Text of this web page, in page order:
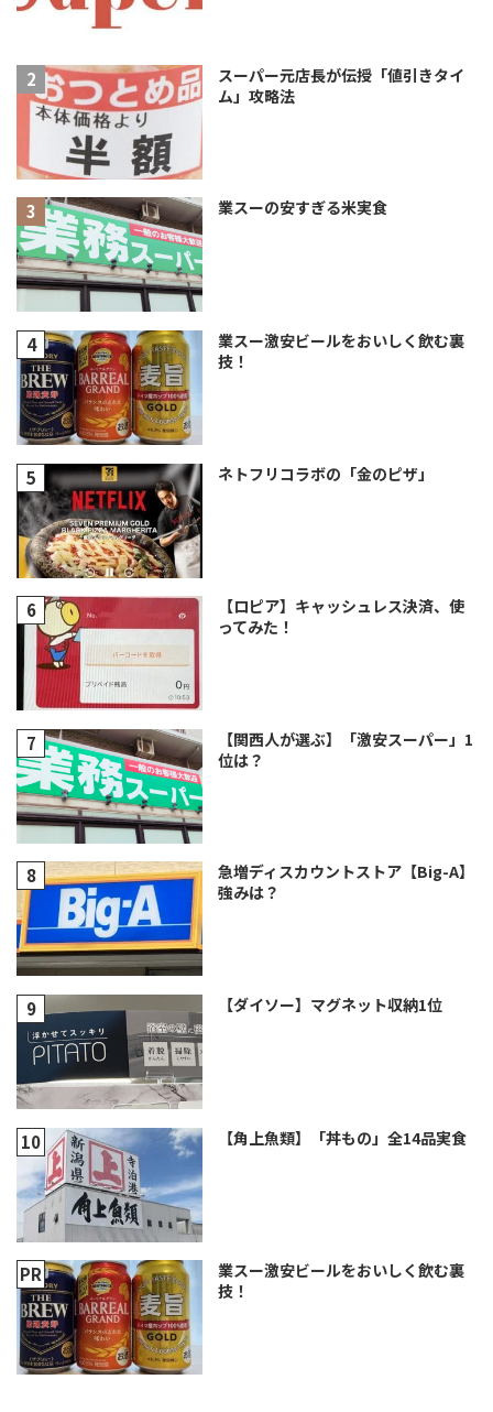
スーパー元店長が伝授「値引きタイ
ム」攻略法
業スーの安すぎる米実食
業スー激安ビールをおいしく飲む裏
技！
ネトフリコラボの「金のピザ」
【ロピア】キャッシュレス決済、使
ってみた！
【関西人が選ぶ】「激安スーパー」1
位は？
急増ディスカウントストア【Big-A】
強みは？
【ダイソー】マグネット収納1位
【角上魚類】「丼もの」全14品実食
業スー激安ビールをおいしく飲む裏
技！